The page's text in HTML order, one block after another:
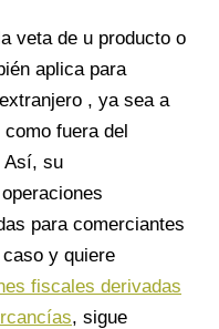
veta de u producto o
aplica para
, ya sea a
fuera del
Así, su
para comerciantes
y quiere
fiscales derivadas
, sigue